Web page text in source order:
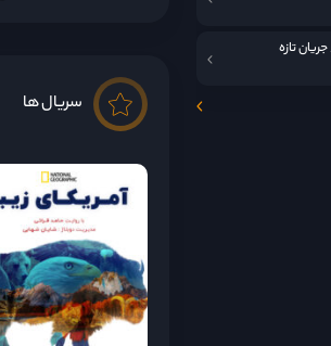
سریال ها